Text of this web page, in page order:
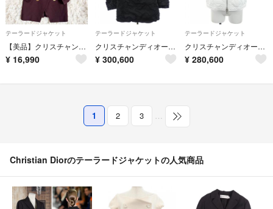
テーラードジャケット
【美品】クリスチャンディオール ミスディオール 金ボタン ダブル ジャケット M
¥ 16,990
テーラードジャケット
クリスチャンディオール CHRISTIAN DIOR アノラック 017C10A2960 ジャケット
¥ 300,600
テーラードジャケット
クリスチャンディオール CHRISTIAN DIOR マクロカナージュ キルティング 427C54A2827 ジャケット
¥ 280,600
1 2 3 …
Christian Diorのテーラードジャケットの人気商品